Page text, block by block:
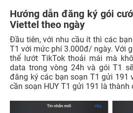
Hướng dẫn đăng ký gói
Viettel theo ngày
Đầu tiên, với nhu cầu ít thì các
T1 với mức phí 3.000đ/ ngày. Với
thể lướt TikTok thoải mái mà
data trong vòng 24h và gói T1
đăng ký các bạn soạn T1 gửi 191
cần soạn HUY T1 gửi 191 là thành